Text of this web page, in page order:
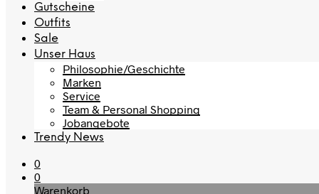
Gutscheine
Outfits
Sale
Unser Haus
Philosophie/Geschichte
Marken
Service
Team & Personal Shopping
Jobangebote
Trendy News
0
0
Warenkorb